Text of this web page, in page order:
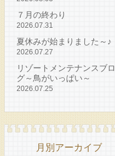
７月の終わり
2026.07.31
夏休みが始まりました～♪
2026.07.27
リゾートメンテナンスブロ
グ～鳥がいっぱい～
2026.07.25
月別アーカイブ